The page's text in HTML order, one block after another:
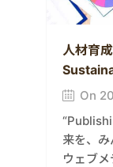
人材育
On
来を、
ウェブ